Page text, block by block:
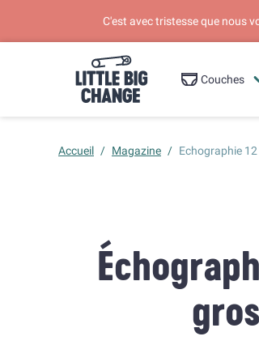
C'est avec tristesse que nous
Couches
Accueil / Magazine / Echographie